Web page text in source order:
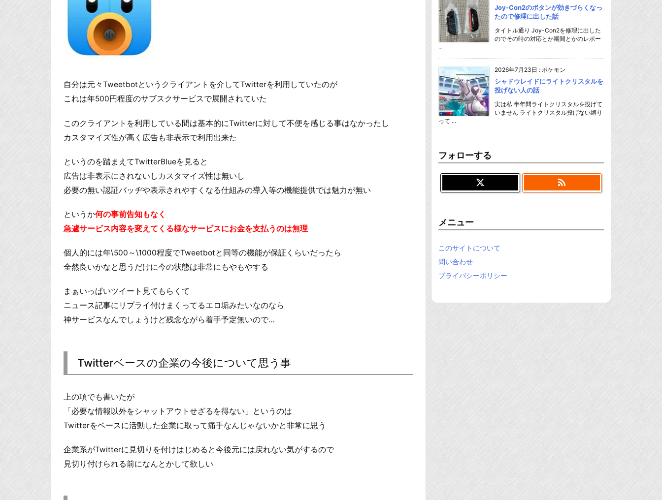
自分は元々Tweetbotというクライアントを介してTwitterを利用していたのが
これは年500円程度のサブスクサービスで展開されていた
このクライアントを利用している間は基本的にTwitterに対して不便を感じる事はなかったし
カスタマイズ性が高く広告も非表示で利用出来た
というのを踏まえてTwitterBlueを見ると
広告は非表示にされないしカスタマイズ性は無いし
必要の無い認証バッヂや表示されやすくなる仕組みの導入等の機能提供では魅力が無い
というか何の事前告知もなく
急遽サービス内容を変えてくる様なサービスにお金を支払うのは無理
個人的には年\500～\1000程度でTweetbotと同等の機能が保証くらいだったら
全然良いかなと思うだけに今の状態は非常にもやもやする
まぁいっぱいツイート見てもらくて
ニュース記事にリプライ付けまくってるエロ垢みたいなのなら
神サービスなんでしょうけど残念ながら着手予定無いので…
Twitterベースの企業の今後について思う事
上の項でも書いたが
「必要な情報以外をシャットアウトせざるを得ない」というのは
Twitterをベースに活動した企業に取って痛手なんじゃないかと非常に思う
企業系がTwitterに見切りを付けはじめると今後元には戻れない気がするので
見切り付けられる前になんとかして欲しい
Joy-Con2のボタンが効きづらくなっ
たので修理に出した話
タイトル通り Joy-Con2を修理に出した
のでその時の対応とか期間とかのレポー
...
2026年7月23日 : ポケモン
シャドウレイドにライトクリスタルを
投げない人の話
実は私 半年間ライトクリスタルを投げて
いません ライトクリスタル投げない縛り
って ...
フォローする

メニュー
このサイトについて
問い合わせ
プライバシーポリシー